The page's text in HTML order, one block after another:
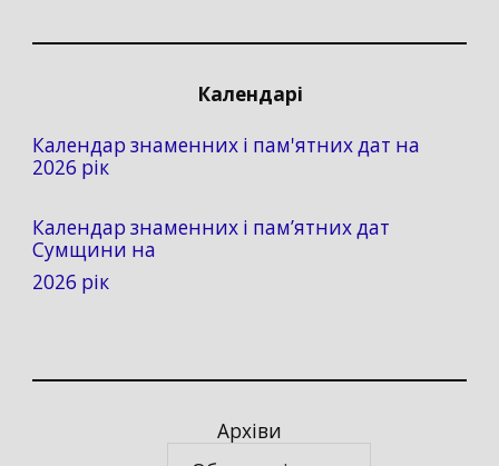
Календарі
Календар знаменних і пам'ятних дат на
2026 рік
Календар знаменних і пам’ятних дат
Сумщини на
2026 рік
Архіви